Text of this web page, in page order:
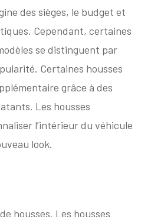
des sièges, le budget et
Cependant, certaines
se distinguent par
Certaines housses
grâce à des
Les housses
l’intérieur du véhicule
look.
housses. Les housses